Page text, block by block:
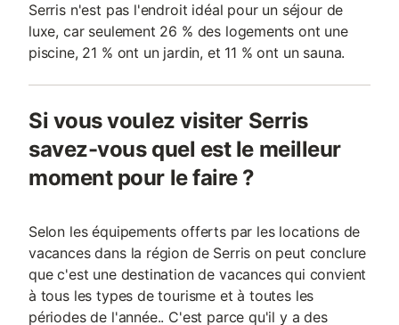
Serris n'est pas l'endroit idéal pour un séjour de
luxe, car seulement 26 % des logements ont une
piscine, 21 % ont un jardin, et 11 % ont un sauna.
Si vous voulez visiter Serris
savez-vous quel est le meilleur
moment pour le faire ?
Selon les équipements offerts par les locations de
vacances dans la région de Serris on peut conclure
que c'est une destination de vacances qui convient
à tous les types de tourisme et à toutes les
périodes de l'année.. C'est parce qu'il y a des